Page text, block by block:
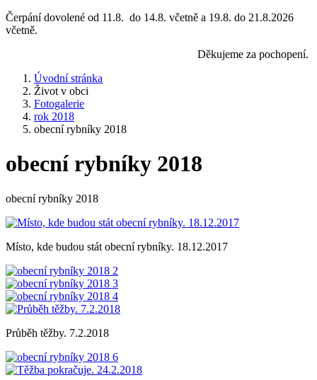
Čerpání dovolené od 11.8. do 14.8. včetně a 19.8. do 21.8.2026
včetně.
Děkujeme za pochopení.
Úvodní stránka
Život v obci
Fotogalerie
rok 2018
obecní rybníky 2018
obecní rybníky 2018
obecní rybníky 2018
Místo, kde budou stát obecní rybníky. 18.12.2017
Průběh těžby. 7.2.2018